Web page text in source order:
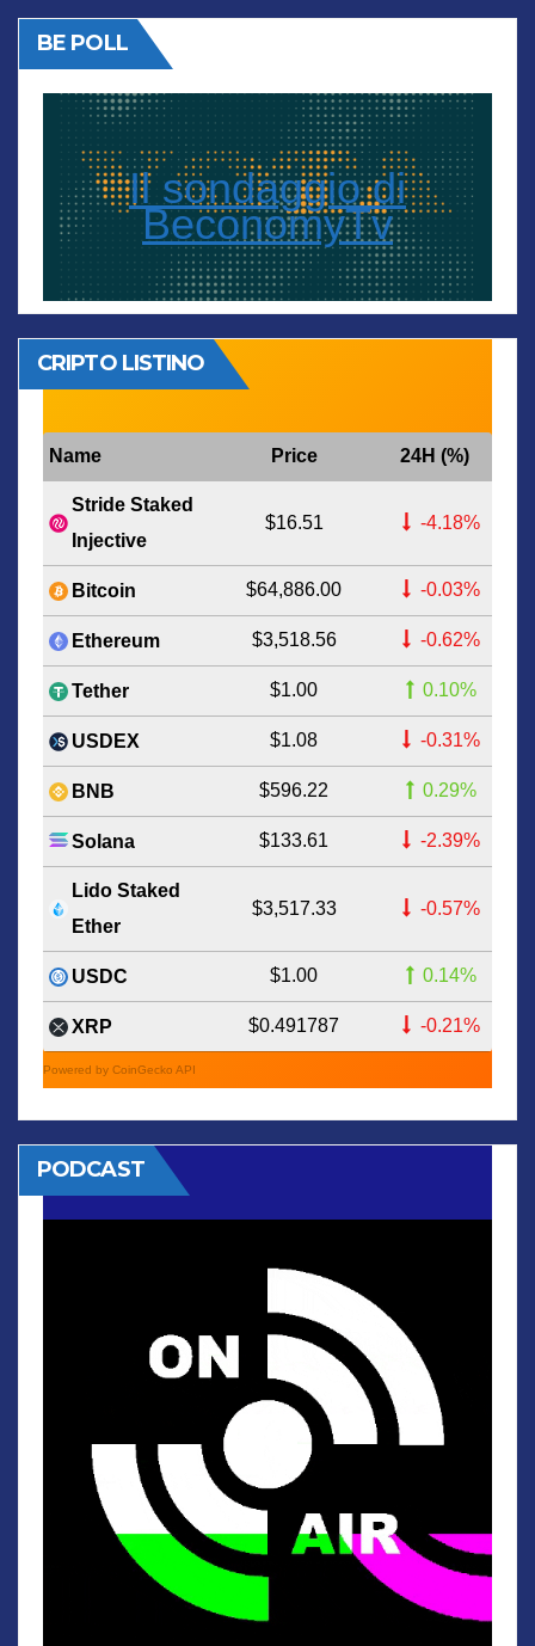
BE POLL
Il sondaggio di
BeconomyTv
CRIPTO LISTINO
Name Price 24H (%)
Stride Staked
Injective
$16.51 -4.18%
Bitcoin $64,886.00 -0.03%
Ethereum $3,518.56 -0.62%
Tether $1.00 0.10%
USDEX $1.08 -0.31%
BNB $596.22 0.29%
Solana $133.61 -2.39%
Lido Staked
Ether
$3,517.33 -0.57%
USDC $1.00 0.14%
XRP $0.491787 -0.21%
Powered by CoinGecko API
PODCAST